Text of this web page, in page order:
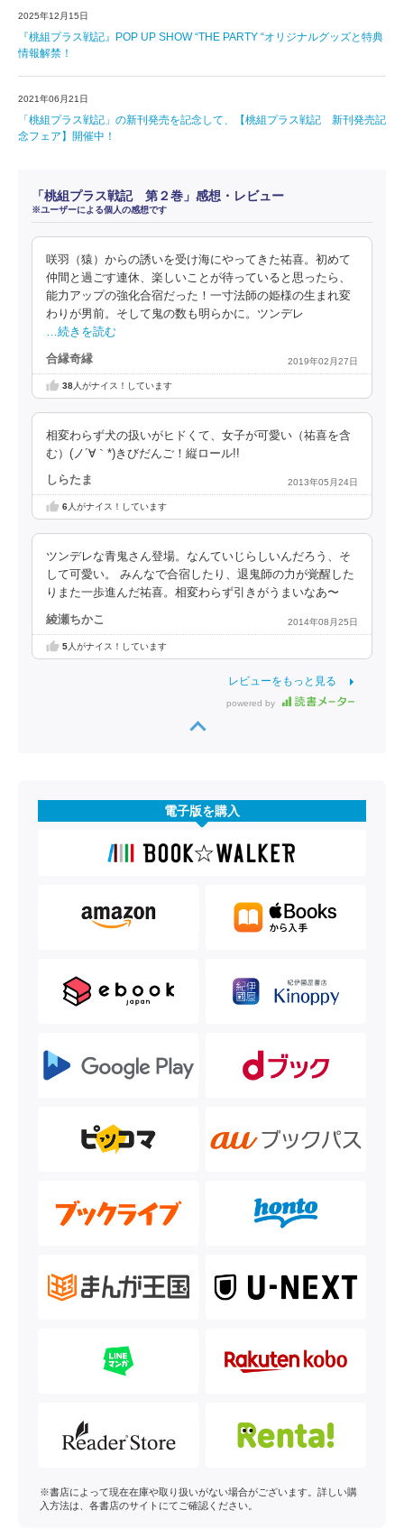
2025年12月15日
『桃組プラス戦記』POP UP SHOW “THE PARTY “オリジナルグッズと特典
情報解禁！
2021年06月21日
「桃組プラス戦記」の新刊発売を記念して、【桃組プラス戦記 新刊発売記
念フェア】開催中！
「桃組プラス戦記 第２巻」感想・レビュー
※ユーザーによる個人の感想です
咲羽（猿）からの誘いを受け海にやってきた祐喜。初めて
仲間と過ごす連休、楽しいことが待っていると思ったら、
能力アップの強化合宿だった！一寸法師の姫様の生まれ変
わりが男前。そして鬼の数も明らかに。ツンデレ
…続きを読む
合縁奇縁 2019年02月27日
38人がナイス！しています
相変わらず犬の扱いがヒドくて、女子が可愛い（祐喜を含
む）(ノ´∀｀*)きびだんご！縦ロール!!
しらたま 2013年05月24日
6人がナイス！しています
ツンデレな青鬼さん登場。なんていじらしいんだろう、そ
して可愛い。 みんなで合宿したり、退鬼師の力が覚醒した
りまた一歩進んだ祐喜。相変わらず引きがうまいなあ〜
綾瀬ちかこ 2014年08月25日
5人がナイス！しています
レビューをもっと見る
powered by
電子版を購入
※書店によって現在在庫や取り扱いがない場合がございます。詳しい購
入方法は、各書店のサイトにてご確認ください。